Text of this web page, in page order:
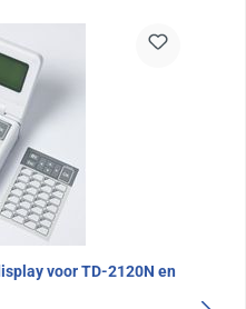
voor TD-2120N en